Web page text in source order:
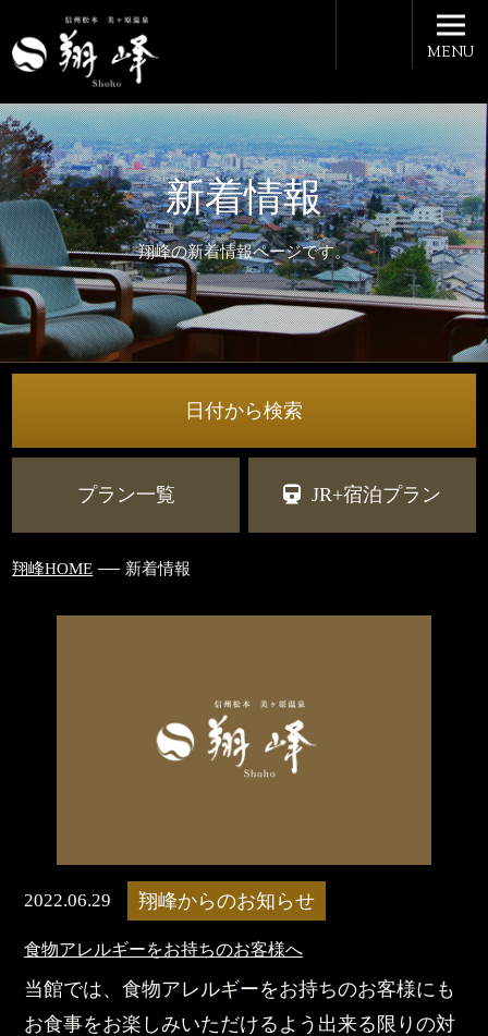
新着情報
翔峰の新着情報ページです。
MENU
日付から検索
プラン一覧 JR+宿泊プラン
翔峰HOME 新着情報
2022.06.29 翔峰からのお知らせ
食物アレルギーをお持ちのお客様へ
当館では、食物アレルギーをお持ちのお客様にも
お食事をお楽しみいただけるよう出来る限りの対